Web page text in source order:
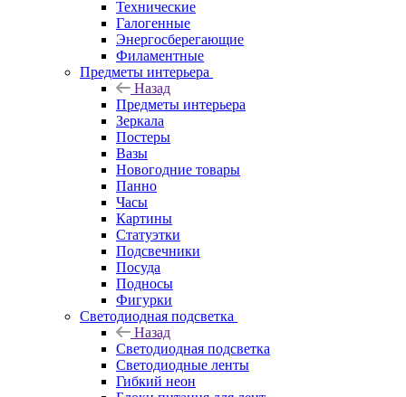
Технические
Галогенные
Энергосберегающие
Филаментные
Предметы интерьера
Назад
Предметы интерьера
Зеркала
Постеры
Вазы
Новогодние товары
Панно
Часы
Картины
Статуэтки
Подсвечники
Посуда
Подносы
Фигурки
Светодиодная подсветка
Назад
Светодиодная подсветка
Светодиодные ленты
Гибкий неон